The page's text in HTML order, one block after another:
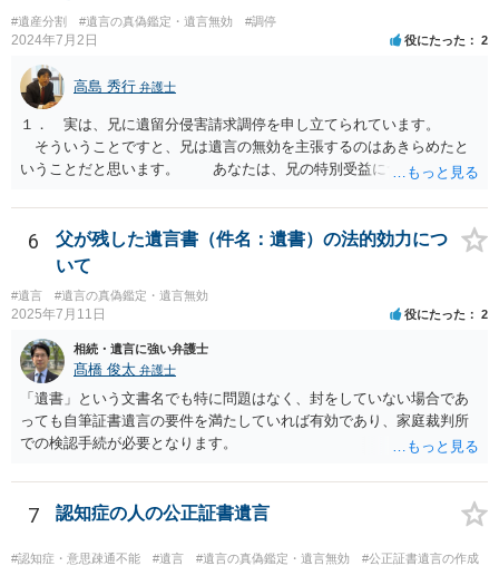
#遺産分割 #遺言の真偽鑑定・遺言無効 #調停
2024年7月2日 役にたった 2
高島 秀行 弁護士
１． 実は、兄に遺留分侵害請求調停を申し立てられています。
そういうことですと、兄は遺言の無効を主張するのはあきらめたと
いうことだと思います。 あなたは、兄の特別受益について立証し
詳しい事情を話して相談された方がよいと思います。
6
父が残した遺言書（件名：遺書）の法的効力につ
いて
#遺言 #遺言の真偽鑑定・遺言無効
2025年7月11日 役にたった 2
相続・遺言に強い弁護士
髙橋 俊太 弁護士
「遺書」という文書名でも特に問題はなく、封をしていない場合であ
っても自筆証書遺言の要件を満たしていれば有効であり、家庭裁判所
での検認手続が必要となります。
7 認知症の人の公正証書遺言
#認知症・意思疎通不能 #遺言 #遺言の真偽鑑定・遺言無効 #公正証書遺言の作成